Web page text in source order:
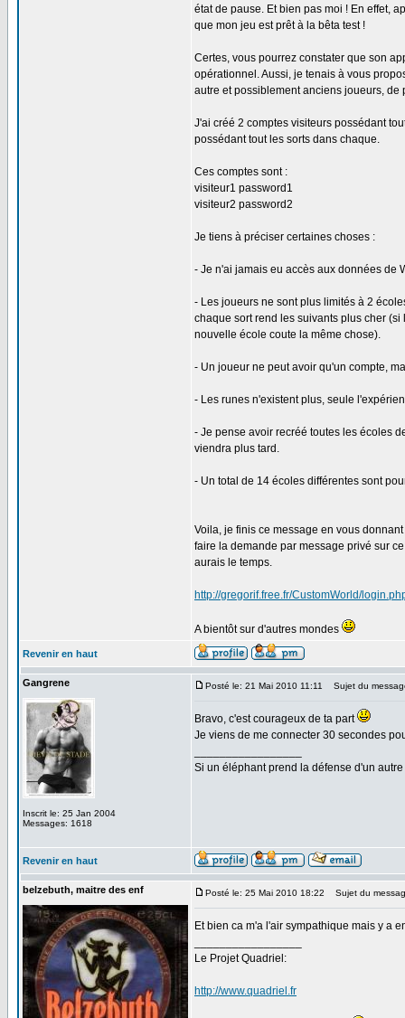
état de pause. Et bien pas moi ! En effet,
que mon jeu est prêt à la bêta test !
Certes, vous pourrez constater que son
opérationnel. Aussi, je tenais à vous
autre et possiblement anciens joueurs,
J'ai créé 2 comptes visiteurs possédant
possédant tout les sorts dans chaque.
Ces comptes sont :
visiteur1 password1
visiteur2 password2
Je tiens à préciser certaines choses :
- Je n'ai jamais eu accès aux données de
- Les joueurs ne sont plus limités à 2
chaque sort rend les suivants plus cher
nouvelle école coute la même chose).
- Un joueur ne peut avoir qu'un compte,
- Les runes n'existent plus, seule
- Je pense avoir recréé toutes les écoles
viendra plus tard.
- Un total de 14 écoles différentes sont
Voila, je finis ce message en vous
faire la demande par message privé sur
aurais le temps.
http://gregorif.free.fr/CustomWorld/
A bientôt sur d'autres mondes
Revenir en haut
Gangrene
Inscrit le: 25 Jan 2004
Messages: 1618
Posté le: 21 Mai 2010 11:11 Sujet du
Bravo, c'est courageux de ta part
Je viens de me connecter 30 secondes
Si un éléphant prend la défense d'un
Revenir en haut
belzebuth, maitre des enf Posté le: 25 Mai 2010 18:22 Sujet du
Et bien ca m'a l'air sympathique mais y a
Le Projet Quadriel:
http://www.quadriel.fr